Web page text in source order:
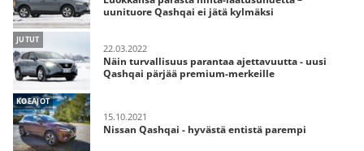
uunituore Qashqai ei jätä kylmäksi
JUTUT
22.03.2022
Näin turvallisuus parantaa ajettavuutta - uusi
Qashqai pärjää premium-merkeille
KOEAJOT
15.10.2021
Nissan Qashqai - hyvästä entistä parempi